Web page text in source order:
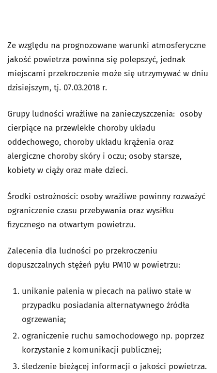
Ze względu na prognozowane warunki atmosferyczne
jakość powietrza powinna się polepszyć, jednak
miejscami przekroczenie może się utrzymywać w dniu
dzisiejszym, tj. 07.03.2018 r.
Grupy ludności wrażliwe na zanieczyszczenia: osoby
cierpiące na przewlekłe choroby układu
oddechowego, choroby układu krążenia oraz
alergiczne choroby skóry i oczu; osoby starsze,
kobiety w ciąży oraz małe dzieci.
Środki ostrożności: osoby wrażliwe powinny rozważyć
ograniczenie czasu przebywania oraz wysiłku
fizycznego na otwartym powietrzu.
Zalecenia dla ludności po przekroczeniu
dopuszczalnych stężeń pyłu PM10 w powietrzu:
unikanie palenia w piecach na paliwo stałe w
przypadku posiadania alternatywnego źródła
ogrzewania;
ograniczenie ruchu samochodowego np. poprzez
korzystanie z komunikacji publicznej;
śledzenie bieżącej informacji o jakości powietrza.